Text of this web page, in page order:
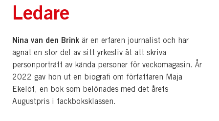
Ledare
Nina van den Brink är en erfaren journalist och har
ägnat en stor del av sitt yrkesliv åt att skriva
personporträtt av kända personer för veckomagasin. År
2022 gav hon ut en biografi om författaren Maja
Ekelöf, en bok som belönades med det årets
Augustpris i fackboksklassen.